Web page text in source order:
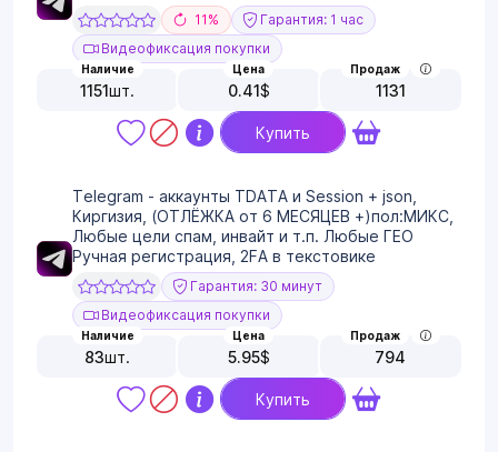
11%
Гарантия: 1 час
Видеофиксация покупки
Наличие
1151шт.
Цена
0.41$
Продаж
1131
Купить
Telegram - аккаунты TDATA и Session + json,
Киргизия, (ОТЛЁЖКА от 6 МЕСЯЦЕВ +)пол:МИКС,
Любые цели спам, инвайт и т.п. Любые ГЕО
Ручная регистрация, 2FA в текстовике
Гарантия: 30 минут
Видеофиксация покупки
Наличие
83шт.
Цена
5.95$
Продаж
794
Купить